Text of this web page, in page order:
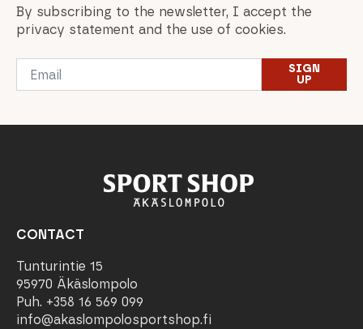
By subscribing to the newsletter, I accept the
privacy statement and the use of cookies.
Email
SIGN
UP
CONTACT
Tunturintie 15
95970 Äkäslompolo
Puh. +358 16 569 099
info@akaslompolosportshop.fi